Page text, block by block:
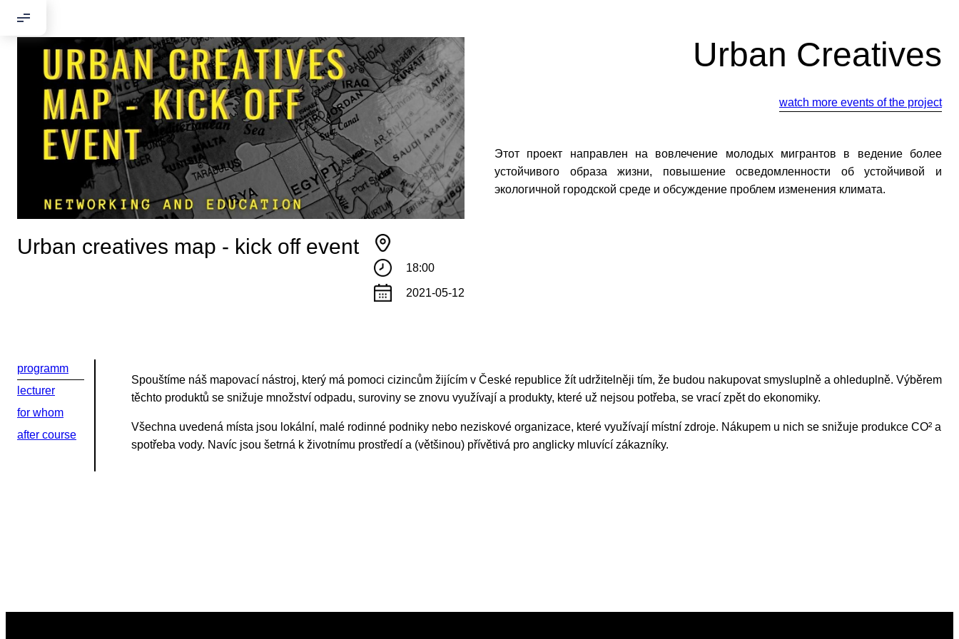
Добрый день!
Если вы хотите с нами связаться, пожалуйста, контактируйте нас:
По адресу:
youthincluded@gmail.com
Urban creatives map - kick off event
18:00
2021-05-12
Urban Creatives
watch more events of the project
Этот проект направлен на вовлечение молодых мигрантов в ведение более
устойчивого образа жизни, повышение осведомленности об устойчивой и
экологичной городской среде и обсуждение проблем изменения климата.
programm
lecturer
for whom
after course
Spouštíme náš mapovací nástroj, který má pomoci cizincům žijícím v České republice žít udržitelněji tím, že budou nakupovat smysluplně a ohleduplně. Výběrem
těchto produktů se snižuje množství odpadu, suroviny se znovu využívají a produkty, které už nejsou potřeba, se vrací zpět do ekonomiky.
Všechna uvedená místa jsou lokální, malé rodinné podniky nebo neziskové organizace, které využívají místní zdroje. Nákupem u nich se snižuje produkce CO² a
spotřeba vody. Navíc jsou šetrná k životnímu prostředí a (většinou) přívětivá pro anglicky mluvící zákazníky.